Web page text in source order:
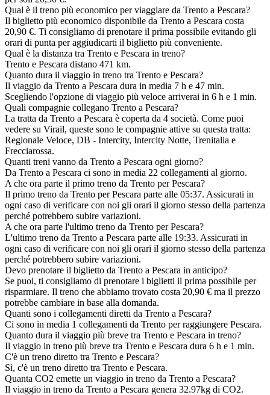
Qual è il treno più economico per viaggiare da Trento a Pescara?
Il biglietto più economico disponibile da Trento a Pescara costa
20,90 €. Ti consigliamo di prenotare il prima possibile evitando gli
orari di punta per aggiudicarti il biglietto più conveniente.
Qual è la distanza tra Trento e Pescara in treno?
Trento e Pescara distano 471 km.
Quanto dura il viaggio in treno tra Trento e Pescara?
Il viaggio da Trento a Pescara dura in media 7 h e 47 min.
Scegliendo l'opzione di viaggio più veloce arriverai in 6 h e 1 min.
Quali compagnie collegano Trento a Pescara?
La tratta da Trento a Pescara è coperta da 4 società. Come puoi
vedere su Virail, queste sono le compagnie attive su questa tratta:
Regionale Veloce, DB - Intercity, Intercity Notte, Trenitalia e
Frecciarossa.
Quanti treni vanno da Trento a Pescara ogni giorno?
Da Trento a Pescara ci sono in media 22 collegamenti al giorno.
A che ora parte il primo treno da Trento per Pescara?
Il primo treno da Trento per Pescara parte alle 05:37. Assicurati in
ogni caso di verificare con noi gli orari il giorno stesso della partenza
perché potrebbero subire variazioni.
A che ora parte l'ultimo treno da Trento per Pescara?
L'ultimo treno da Trento a Pescara parte alle 19:33. Assicurati in
ogni caso di verificare con noi gli orari il giorno stesso della partenza
perché potrebbero subire variazioni.
Devo prenotare il biglietto da Trento a Pescara in anticipo?
Se puoi, ti consigliamo di prenotare i biglietti il prima possibile per
risparmiare. Il treno che abbiamo trovato costa 20,90 € ma il prezzo
potrebbe cambiare in base alla domanda.
Quanti sono i collegamenti diretti da Trento a Pescara?
Ci sono in media 1 collegamenti da Trento per raggiungere Pescara.
Quanto dura il viaggio più breve tra Trento e Pescara in treno?
Il viaggio in treno più breve tra Trento e Pescara dura 6 h e 1 min.
C'è un treno diretto tra Trento e Pescara?
Sì, c'è un treno diretto tra Trento e Pescara.
Quanta CO2 emette un viaggio in treno da Trento a Pescara?
Il viaggio in treno da Trento a Pescara genera 32.97kg di CO2.